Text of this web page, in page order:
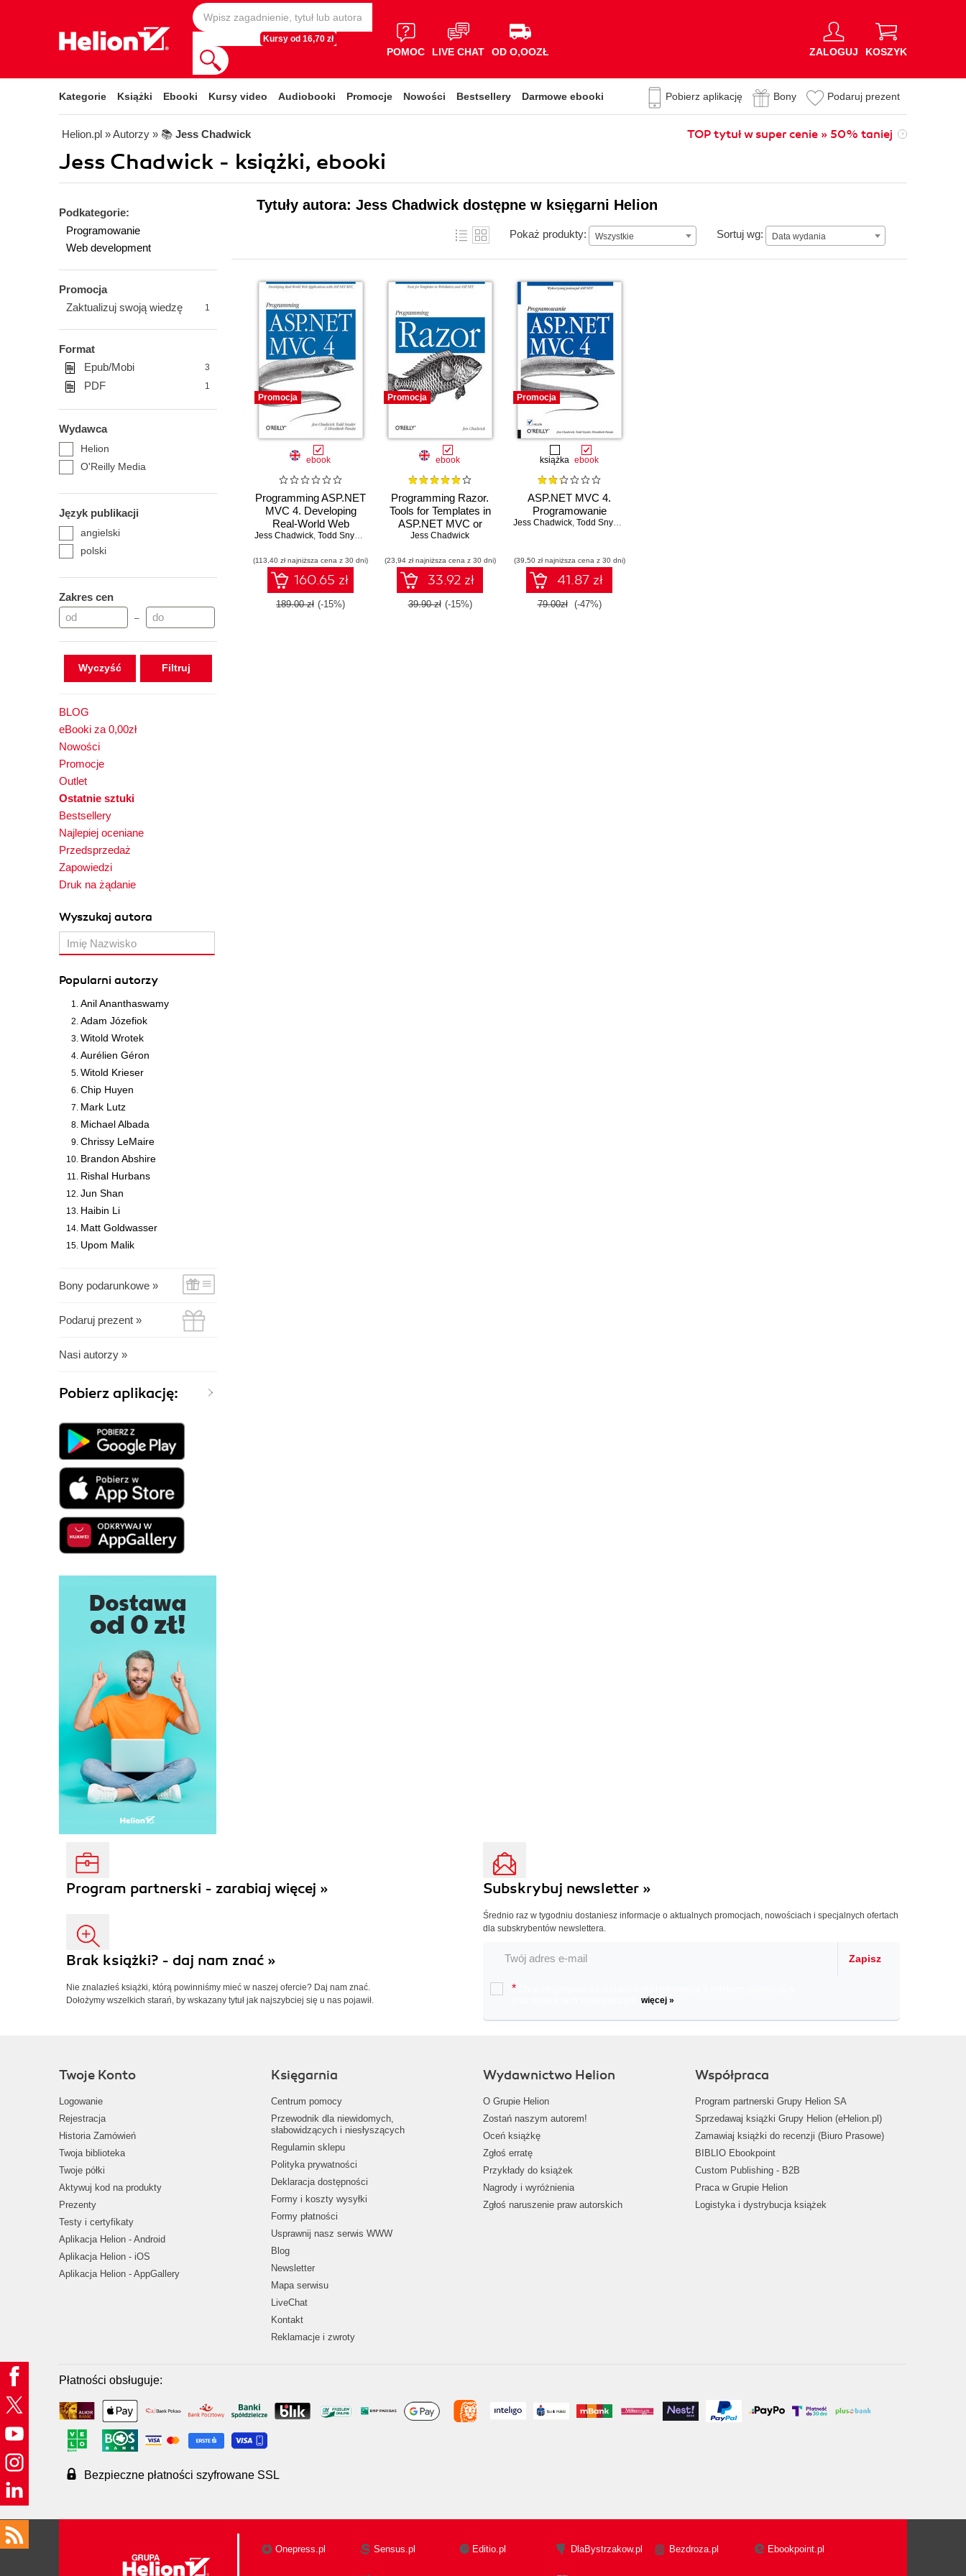
Kursy od 16,70 zł
POMOC LIVE CHAT OD O,OOZŁ ZALOGUJ KOSZYK
Kategorie Książki Ebooki Kursy video Audiobooki Promocje Nowości Bestsellery Darmowe ebooki Pobierz aplikację Bony Podaruj prezent
Helion.pl » Autorzy » 📚 Jess Chadwick TOP tytuł w super cenie » 50% taniej
Jess Chadwick - książki, ebooki
Podkategorie:
Programowanie
Web development
Promocja
Zaktualizuj swoją wiedzę
1
Format
Epub/Mobi
3
PDF 1
Wydawca
Helion
O'Reilly Media
Język publikacji
angielski
polski
Zakres cen
–
Wyczyść
BLOG
eBooki za 0,00zł
Nowości
Promocje
Outlet
Ostatnie sztuki
Bestsellery
Najlepiej oceniane
Przedsprzedaż
Zapowiedzi
Druk na żądanie
Wyszukaj autora
Popularni autorzy
Anil Ananthaswamy
Adam Józefiok
Witold Wrotek
Aurélien Géron
Witold Krieser
Chip Huyen
Mark Lutz
Michael Albada
Chrissy LeMaire
Brandon Abshire
Rishal Hurbans
Jun Shan
Haibin Li
Matt Goldwasser
Upom Malik
Bony podarunkowe »
Podaruj prezent »
Nasi autorzy »
Pobierz aplikację:
Tytuły autora: Jess Chadwick dostępne w księgarni Helion
Pokaż produkty: Wszystkie Sortuj wg: Data wydania
Data wydania
Promocja
ebook
Programming ASP.NET
MVC 4. Developing
Real-World Web
Applications with
Jess Chadwick, Todd Snyder Hrusikesh Panda
(113,40 zł najniższa cena z 30 dni)
160.65 zł
189.00 zł (-15%)
Promocja
ebook
Programming Razor.
Tools for Templates in
ASP.NET MVC or
WebMatrix
Jess Chadwick
(23,94 zł najniższa cena z 30 dni)
33.92 zł
39.90 zł (-15%)
Promocja
książka ebook
ASP.NET MVC 4.
Programowanie
Jess Chadwick, Todd Snyder
(39,50 zł najniższa cena z 30 dni)
41.87 zł
79.00zł (-47%)
Program partnerski - zarabiaj więcej »
Brak książki? - daj nam znać »
Nie znalazłeś książki, którą powinniśmy mieć w naszej ofercie? Daj nam znać.
Dołożymy wszelkich starań, by wskazany tytuł jak najszybciej się u nas pojawił.
Subskrybuj newsletter »
Średnio raz w tygodniu dostaniesz informacje o aktualnych promocjach, nowościach i specjalnych ofertach
dla subskrybentów newslettera.
Zapisz
*
więcej »
Twoje Konto
Logowanie
Rejestracja
Historia Zamówień
Twoja biblioteka
Twoje półki
Aktywuj kod na produkty
Prezenty
Testy i certyfikaty
Aplikacja Helion - Android
Aplikacja Helion - iOS
Aplikacja Helion - AppGallery
Księgarnia
Centrum pomocy
Przewodnik dla niewidomych,
słabowidzących i niesłyszących
Regulamin sklepu
Polityka prywatności
Deklaracja dostępności
Formy i koszty wysyłki
Formy płatności
Usprawnij nasz serwis WWW
Blog
Newsletter
Mapa serwisu
LiveChat
Kontakt
Reklamacje i zwroty
Wydawnictwo Helion
O Grupie Helion
Zostań naszym autorem!
Oceń książkę
Zgłoś erratę
Przykłady do książek
Nagrody i wyróżnienia
Zgłoś naruszenie praw autorskich
Współpraca
Program partnerski Grupy Helion SA
Sprzedawaj książki Grupy Helion (eHelion.pl)
Zamawiaj książki do recenzji (Biuro Prasowe)
BIBLIO Ebookpoint
Custom Publishing - B2B
Praca w Grupie Helion
Logistyka i dystrybucja książek
Płatności obsługuje:
Bezpieczne płatności szyfrowane SSL
Onepress.pl Sensus.pl Editio.pl DlaBystrzakow.pl Bezdroza.pl Ebookpoint.pl